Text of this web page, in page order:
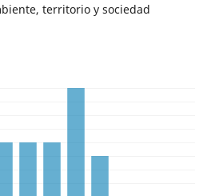
territorio y sociedad